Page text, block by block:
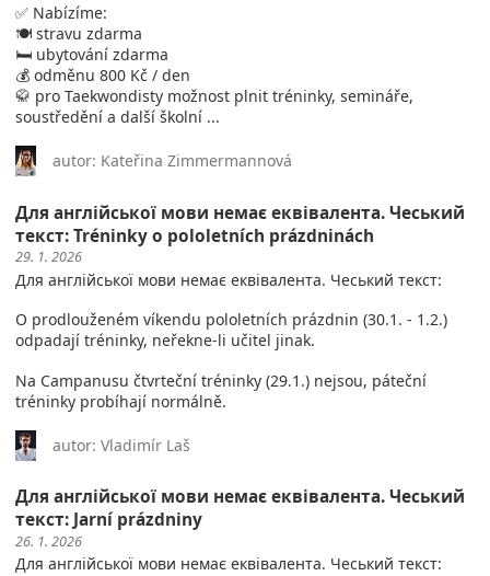
✅ Nabízíme:
🍽️ stravu zdarma
🛏️ ubytování zdarma
💰 odměnu 800 Kč / den
🥋 pro Taekwondisty možnost plnit tréninky, semináře,
soustředění a další školní ...
autor: Kateřina Zimmermannová
Для англійської мови немає еквівалента. Чеський
текст: Tréninky o pololetních prázdninách
29. 1. 2026
Для англійської мови немає еквівалента. Чеський текст:
O prodlouženém víkendu pololetních prázdnin (30.1. - 1.2.)
odpadají tréninky, neřekne-li učitel jinak.
Na Campanusu čtvrteční tréninky (29.1.) nejsou, páteční
tréninky probíhají normálně.
autor: Vladimír Laš
Для англійської мови немає еквівалента. Чеський
текст: Jarní prázdniny
26. 1. 2026
Для англійської мови немає еквівалента. Чеський текст: